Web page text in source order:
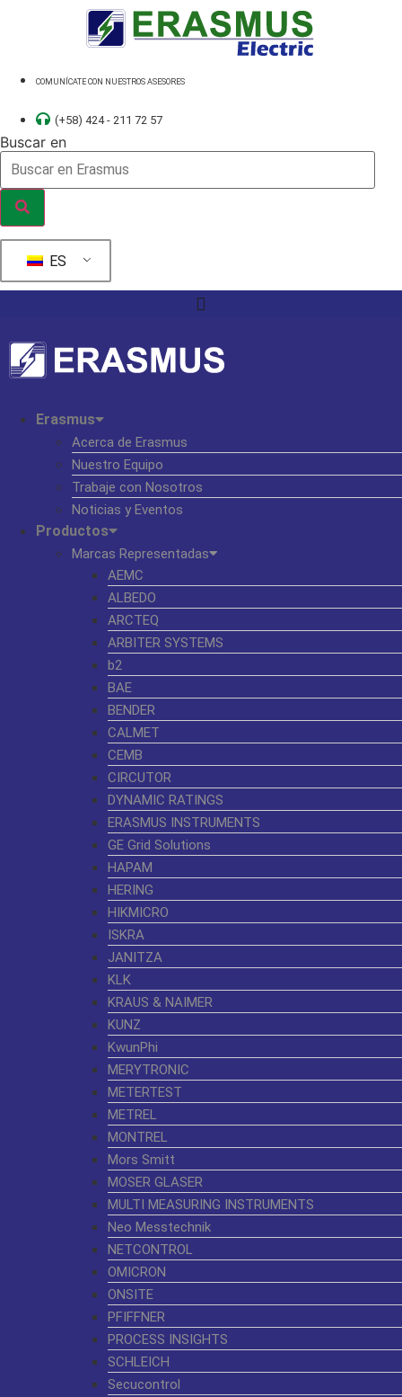
COMUNÍCATE CON NUESTROS ASESORES
(+58) 424 - 211 72 57
Buscar en
ES
Erasmus
Acerca de Erasmus
Nuestro Equipo
Trabaje con Nosotros
Noticias y Eventos
Productos
Marcas Representadas
AEMC
ALBEDO
ARCTEQ
ARBITER SYSTEMS
b2
BAE
BENDER
CALMET
CEMB
CIRCUTOR
DYNAMIC RATINGS
ERASMUS INSTRUMENTS
GE Grid Solutions
HAPAM
HERING
HIKMICRO
ISKRA
JANITZA
KLK
KRAUS & NAIMER
KUNZ
KwunPhi
MERYTRONIC
METERTEST
METREL
MONTREL
Mors Smitt
MOSER GLASER
MULTI MEASURING INSTRUMENTS
Neo Messtechnik
NETCONTROL
OMICRON
ONSITE
PFIFFNER
PROCESS INSIGHTS
SCHLEICH
Secucontrol